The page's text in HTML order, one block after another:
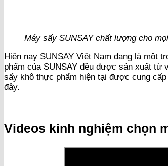
Máy sấy SUNSAY chất lượng cho
Hiện nay SUNSAY Việt Nam đang là một
phẩm của SUNSAY đều được sản xuất từ
sấy khô thực phẩm hiện tại được cung
đây.
Videos kinh nghiệm chọn